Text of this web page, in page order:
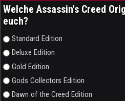
Welche Assassin's Creed
euch?
Auswahlmöglichkeiten
Standard Edition
Deluxe Edition
Gold Edition
Gods Collectors Edition
Dawn of the Creed Edition